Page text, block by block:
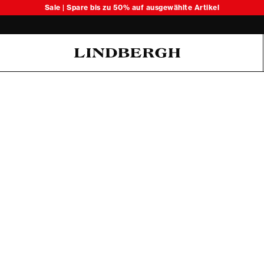
Sale | Spare bis zu 50% auf ausgewählte Artikel